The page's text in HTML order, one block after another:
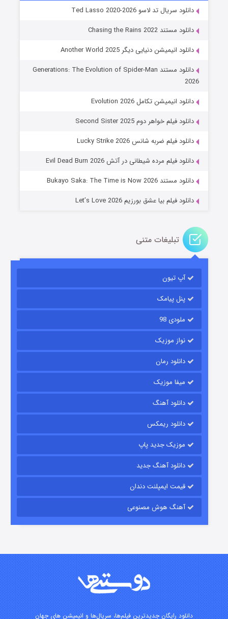
خاندان اژدها فصل ۳
جادوگری در مغولستان
باب اسفنجی فصل ۱۷
قسمت۶ (زیرنویس) منتشر شد
قسمت۱۵ (دوبله) منتشر شد
دانلود سریال تد لاسو Ted Lasso 2020-2026
دانلود مستند Chasing the Rains 2022
دانلود انیمیشن دنیایی دیگر Another World 2025
دانلود مستند Generations: The Evolution of Spider-Man
2026
دانلود انیمیشن تکامل Evolution 2026
دانلود فیلم خواهر دوم Second Sister 2025
دانلود فیلم ضربه شانس Lucky Strike 2026
دانلود فیلم مرده شیطانی در آتش Evil Dead Burn 2026
دانلود مستند Bukayo Saka: The Time is Now 2026
دانلود فیلم بیا عشق بورزیم Let’s Love 2026
تبلیغات متنی
آپ تیون
پنل پیامک
ملودی 98
نواز موزیک
دانلود رمان
میفا موزیک
دانلود آهنگ
دانلود ریمکس
موزیک جدید پاپ
دانلود آهنگ جدید
قیمت ایمپلنت دندان
آهنگ هوش مصنوعی
دانلود رایگان جدیدترین فیلم‌ها، سریال‌ها و انیمیشن های جهان